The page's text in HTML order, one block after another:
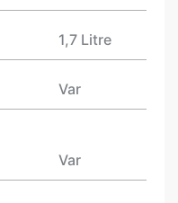
1,7 Litre
Var
Var